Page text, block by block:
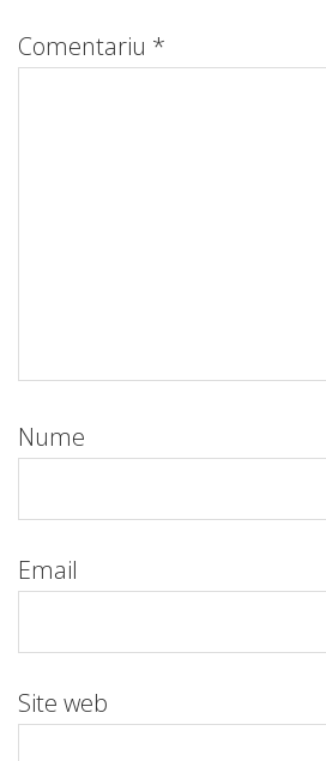
Comentariu *
Nume
Email
Site web